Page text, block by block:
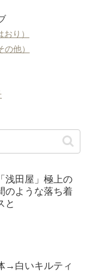
り）
他）
浅田屋」極上の
のような落ち着
と
→白いキルティ